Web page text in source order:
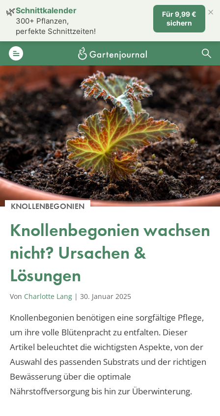
KNOLLENBEGONIEN
Knollenbegonien wachsen
nicht? Ursachen &
Lösungen
Von Charlotte Lang | 30. Januar 2025
Knollenbegonien benötigen eine sorgfältige Pflege,
um ihre volle Blütenpracht zu entfalten. Dieser
Artikel beleuchtet die wichtigsten Aspekte, von der
Auswahl des passenden Substrats und der richtigen
Bewässerung über die optimale
Nährstoffversorgung bis hin zur Überwinterung.
🌿Schnittkalender
300+ Pflanzen,
perfekte Schnittzeiten!
Für 9,99 €
sichern
×